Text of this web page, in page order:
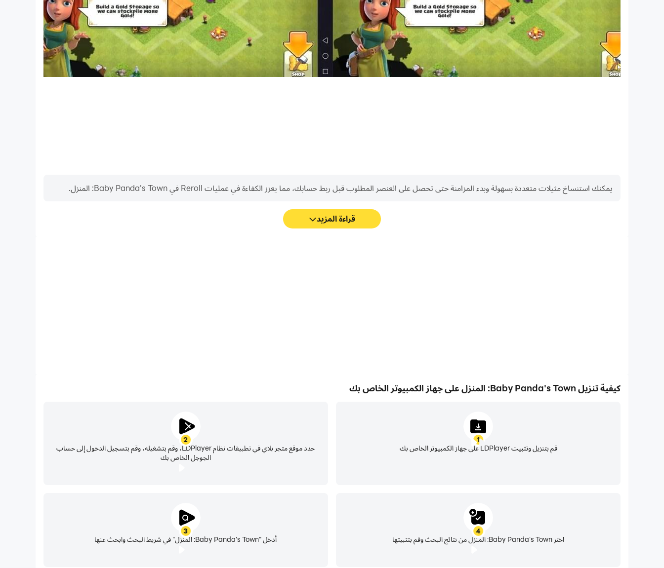
يمكنك استنساخ مثيلات متعددة بسهولة وبدء المزامنة حتى تحصل على العنصر المطلوب قبل ربط حسابك، مما يعزز الكفاءة في عمليات Reroll في Baby Panda's Town: المنزل.
قراءة المزيد
كيفية تنزيل Baby Panda's Town: المنزل على جهاز الكمبيوتر الخاص بك
1
قم بتنزيل وتثبيت LDPlayer على جهاز الكمبيوتر الخاص بك
2
حدد موقع متجر بلاي في تطبيقات نظام LDPlayer، وقم بتشغيله، وقم بتسجيل الدخول إلى حساب
الجوجل الخاص بك
3
أدخل "Baby Panda's Town: المنزل" في شريط البحث وابحث عنها
4
اختر Baby Panda's Town: المنزل من نتائج البحث وقم بتثبيتها